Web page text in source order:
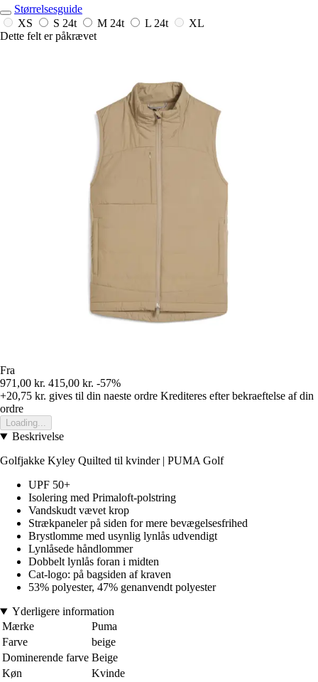
Størrelsesguide
XS
S 24t M 24t L 24t
XL
Dette felt er påkrævet
Fra
971,00 kr. 415,00 kr. -57%
+20,75 kr. gives til din naeste ordre Krediteres efter bekraeftelse af din
ordre
Loading...
Beskrivelse
Golfjakke Kyley Quilted til kvinder | PUMA Golf
UPF 50+
Isolering med Primaloft-polstring
Vandskudt vævet krop
Strækpaneler på siden for mere bevægelsesfrihed
Brystlomme med usynlig lynlås udvendigt
Lynlåsede håndlommer
Dobbelt lynlås foran i midten
Cat-logo: på bagsiden af kraven
53% polyester, 47% genanvendt polyester
Yderligere information
Mærke
Puma
Farve
beige
Dominerende farve Beige
Køn
Kvinde